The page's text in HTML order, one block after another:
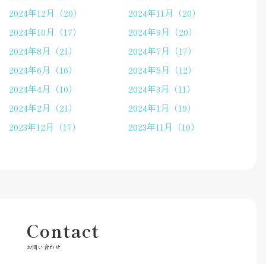
2024年12月（20）
2024年11月（20）
2024年10月（17）
2024年9月（20）
2024年8月（21）
2024年7月（17）
2024年6月（16）
2024年5月（12）
2024年4月（10）
2024年3月（11）
2024年2月（21）
2024年1月（19）
2023年12月（17）
2023年11月（10）
Contact
お問い合わせ